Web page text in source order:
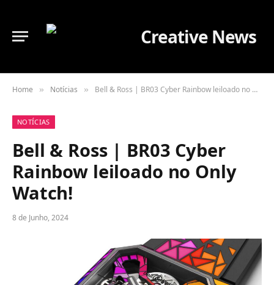
Home » Notícias » Bell & Ross | BR03 Cyber Rainbow leiloado no Only Watch!
NOTÍCIAS
Bell & Ross | BR03 Cyber
Rainbow leiloado no Only
Watch!
8 de Junho, 2024